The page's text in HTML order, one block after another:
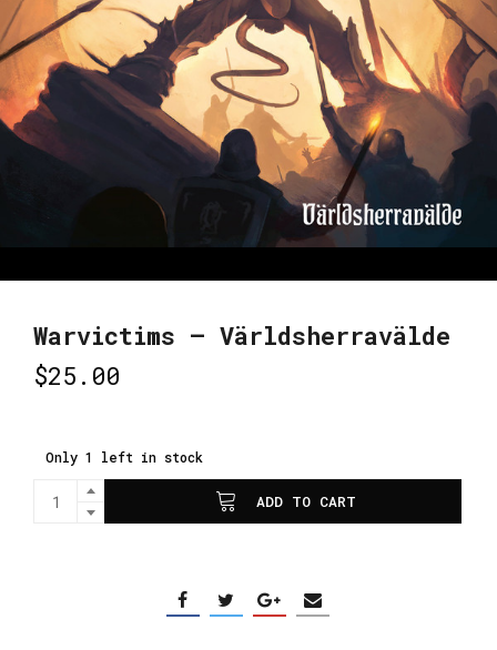
Warvictims – Världsherravälde
$25.00
Only 1 left in stock
ADD TO CART